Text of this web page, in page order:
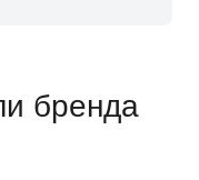
бренда